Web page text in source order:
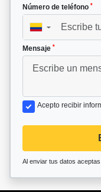
Número de teléfono *
▼
Mensaje *
Acepto recibir
Al enviar tus datos aceptas